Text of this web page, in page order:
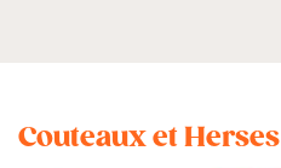
Couteaux et Herses